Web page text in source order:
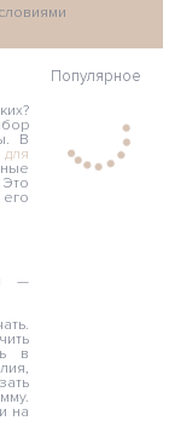
В
для
—
в
на
Популярное